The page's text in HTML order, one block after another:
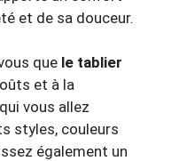
et de sa douceur.
que le tablier
et à la
vous allez
styles, couleurs
également un